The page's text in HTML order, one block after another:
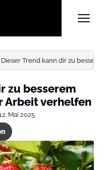
Dieser Trend kann dir zu
zu besserem
Arbeit verhelfen
Mai 2025